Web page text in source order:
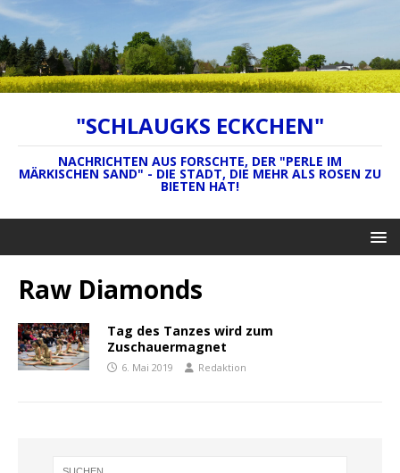
"SCHLAUGKS ECKCHEN"
NACHRICHTEN AUS FORSCHTE, DER "PERLE IM
MÄRKISCHEN SAND" - DIE STADT, DIE MEHR ALS ROSEN ZU
BIETEN HAT!
Raw Diamonds
Tag des Tanzes wird zum
Zuschauermagnet
6. Mai 2019 Redaktion